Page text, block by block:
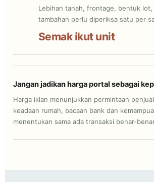
Lebihan tanah, frontage, bentuk lot,
tambahan perlu diperiksa satu per
Semak ikut unit
Jangan jadikan harga portal sebagai
Harga iklan menunjukkan permintaan
keadaan rumah, bacaan bank dan
menentukan sama ada transaksi benar-